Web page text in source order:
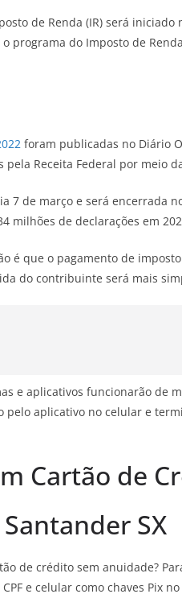
de Renda (IR) será
programa do Imposto de
foram publicadas no Diário
Receita Federal por meio
7 de março e será encerrada
milhões de declarações em
é que o pagamento de
do contribuinte será mais
e aplicativos funcionarão de
pelo aplicativo no celular e
Cartão de
SX
de crédito sem anuidade?
e celular como chaves Pix